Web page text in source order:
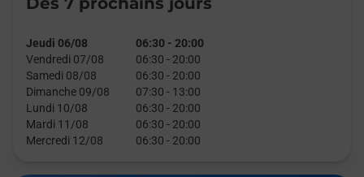
Jeudi 06/08 06:30 - 20:00
Vendredi 07/08
06:30 - 20:00
Samedi 08/08
06:30 - 20:00
Dimanche 09/08
07:30 - 13:00
Lundi 10/08
06:30 - 20:00
Mardi 11/08
06:30 - 20:00
Mercredi 12/08
06:30 - 20:00